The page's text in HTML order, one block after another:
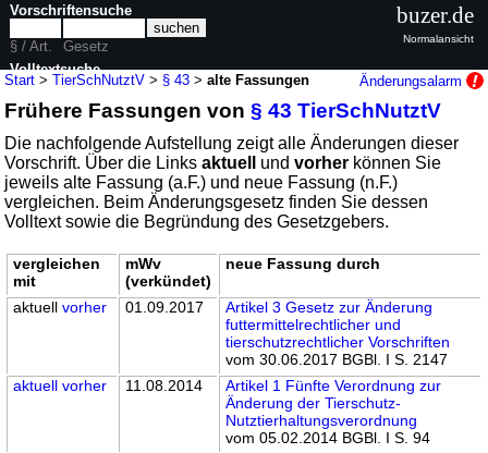
Start >TierSchNutztV > § 43 >alte Fassungen Änderungsalarm
Frühere Fassungen von§ 43 TierSchNutztV
Die nachfolgende Aufstellung zeigt alle Änderungen dieser
Vorschrift. Über die Linksaktuell undvorher können Sie
jeweils alte Fassung (a.F.) und neue Fassung (n.F.)
vergleichen. Beim Änderungsgesetz finden Sie dessen
Volltext sowie die Begründung des Gesetzgebers.
vergleichen
mit
mWv
(verkündet)
neue Fassung durch
aktuellvorher 01.09.2017
Artikel 3 Gesetz zur Änderung
futtermittelrechtlicher und
tierschutzrechtlicher Vorschriften
vom 30.06.2017 BGBl. I S. 2147
aktuell vorher 11.08.2014
Artikel 1 Fünfte Verordnung zur
Änderung der Tierschutz-
Nutztierhaltungsverordnung
vom 05.02.2014 BGBl. I S. 94
Vorschriftensuche
§ / Art.
Gesetz
Volltextsuche
nur in TierSchNutztV
buzer.de
Normalansicht